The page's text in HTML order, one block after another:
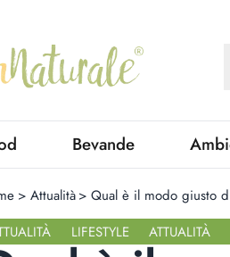
Bevande
> Attualità > Qual è il modo giusto
LIFESTYLE ATTUALITÀ